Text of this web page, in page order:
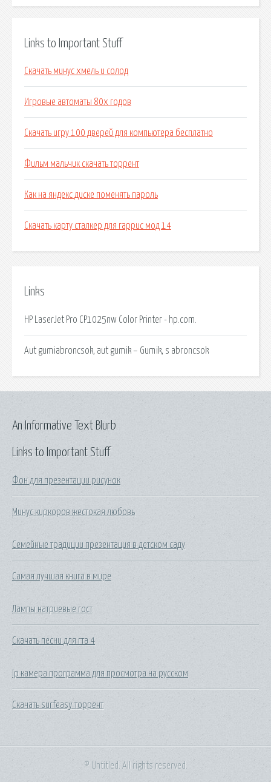
Links to Important Stuff
Скачать минус хмель и солод
Игровые автоматы 80х годов
Скачать игру 100 дверей для компьютера бесплатно
Фильм мальчик скачать торрент
Как на яндекс диске поменять пароль
Скачать карту сталкер для гаррис мод 14
Links
HP LaserJet Pro CP1025nw Color Printer - hp.com.
Aut gumiabroncsok, aut gumik – Gumik, s abroncsok
Links to Important Stuff
Фон для презентации рисунок
Минус киркоров жестокая любовь
Семейные традиции презентация в детском саду
Самая лучшая книга в мире
Лампы натриевые гост
Скачать песни для гта 4
Ip камера программа для просмотра на русском
Скачать surfeasy торрент
An Informative Text Blurb
© Untitled. All rights reserved.